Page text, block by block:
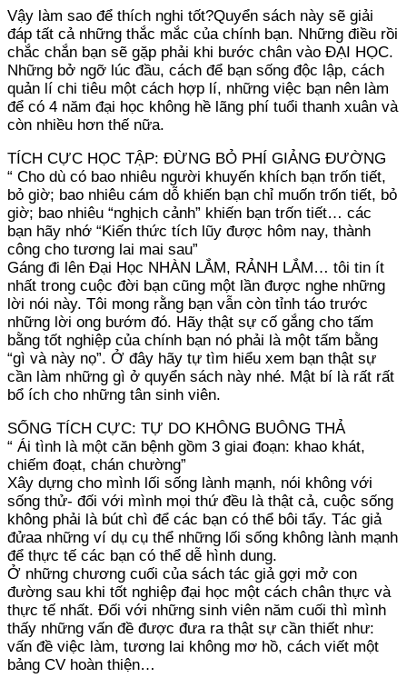
Vậy làm sao để thích nghi tốt?Quyển sách này sẽ giải
đáp tất cả những thắc mắc của chính bạn. Những điều rồi
chắc chắn bạn sẽ gặp phải khi bước chân vào ĐẠI HỌC.
Những bở ngỡ lúc đầu, cách để bạn sống độc lập, cách
quản lí chi tiêu một cách hợp lí, những việc bạn nên làm
để có 4 năm đại học không hề lãng phí tuổi thanh xuân và
còn nhiều hơn thế nữa.
TÍCH CỰC HỌC TẬP: ĐỪNG BỎ PHÍ GIẢNG ĐƯỜNG
“ Cho dù có bao nhiêu người khuyến khích bạn trốn tiết,
bỏ giờ; bao nhiêu cám dỗ khiến bạn chỉ muốn trốn tiết, bỏ
giờ; bao nhiêu “nghịch cảnh” khiến bạn trốn tiết… các
bạn hãy nhớ “Kiến thức tích lũy được hôm nay, thành
công cho tương lai mai sau”
Gáng đi lên Đại Học NHÀN LẮM, RẢNH LẮM… tôi tin ít
nhất trong cuộc đời bạn cũng một lần được nghe những
lời nói này. Tôi mong rằng bạn vẫn còn tỉnh táo trước
những lời ong bướm đó. Hãy thật sự cố gắng cho tấm
bằng tốt nghiệp của chính bạn nó phải là một tấm bằng
“gì và này nọ”. Ở đây hãy tự tìm hiểu xem bạn thật sự
cần làm những gì ở quyển sách này nhé. Mật bí là rất rất
bổ ích cho những tân sinh viên.
SỐNG TÍCH CỰC: TỰ DO KHÔNG BUÔNG THẢ
“ Ái tình là một căn bệnh gồm 3 giai đoạn: khao khát,
chiếm đoạt, chán chường”
Xây dựng cho mình lối sống lành mạnh, nói không với
sống thử- đối với mình mọi thứ đều là thật cả, cuộc sống
không phải là bút chì để các bạn có thể bôi tẩy. Tác giả
đửaa những ví dụ cụ thể những lối sống không lành mạnh
để thực tế các bạn có thể dễ hình dung.
Ở những chương cuối của sách tác giả gợi mở con
đường sau khi tốt nghiệp đại học một cách chân thực và
thực tế nhất. Đối với những sinh viên năm cuối thì mình
thấy những vấn đề được đưa ra thật sự cần thiết như:
vấn đề việc làm, tương lai không mơ hồ, cách viết một
bảng CV hoàn thiện…